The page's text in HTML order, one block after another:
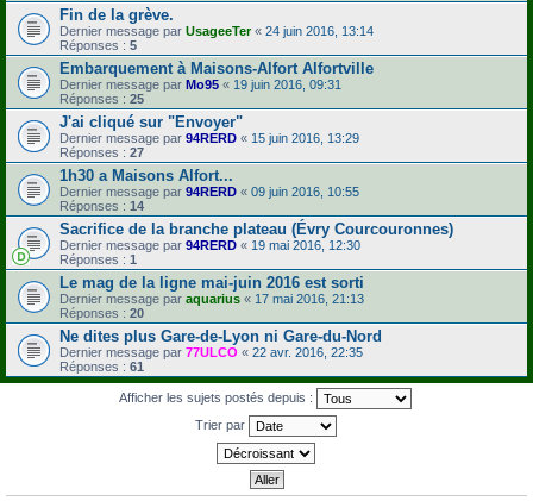
Fin de la grève.
Dernier message par UsageeTer« 24 juin 2016, 13:14
Réponses : 5
Embarquement à Maisons-Alfort Alfortville
Dernier message par Mo95 « 19 juin 2016, 09:31
Réponses : 25
J'ai cliqué sur "Envoyer"
Dernier message par 94RERD « 15 juin 2016, 13:29
Réponses : 27
1h30 a Maisons Alfort...
Dernier message par 94RERD « 09 juin 2016, 10:55
Réponses : 14
Sacrifice de la branche plateau (Évry Courcouronnes)
Dernier message par 94RERD « 19 mai 2016, 12:30
Réponses : 1
Le mag de la ligne mai-juin 2016 est sorti
Dernier message par aquarius « 17 mai 2016, 21:13
Réponses : 20
Ne dites plus Gare-de-Lyon ni Gare-du-Nord
Dernier message par 77ULCO « 22 avr. 2016, 22:35
Réponses : 61
Afficher les sujets postés depuis :
Trier par